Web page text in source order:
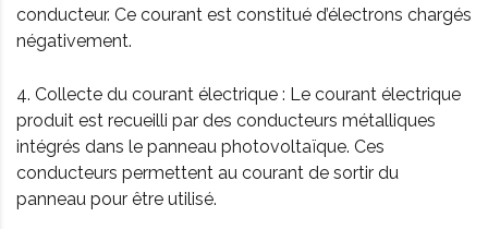
conducteur. Ce courant est constitué d’électrons chargés
négativement.
4. Collecte du courant électrique : Le courant électrique
produit est recueilli par des conducteurs métalliques
intégrés dans le panneau photovoltaïque. Ces
conducteurs permettent au courant de sortir du
panneau pour être utilisé.